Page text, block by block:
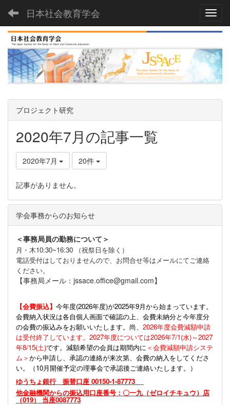
日本社会教育学会
プロジェクト研究
2020年7月の記事一覧
2020年7月 20件
記事がありません。
学会事務からのお知らせ
＜事務局員の勤務について＞
月・木10:30~16:30 （祝祭日を除く）
電話受付はしておりませんので、お問合せ等はメールにてご連絡
ください。
【事務局メール：jssace.office@gmail.com】
【会費振込】 今年度(2026年度)が2025年9月から始まっています。
会費納入状況は各自個人画面で確認の上、会費未納分と今年度分
の会費の振込みをお願いいたします。尚、 2026年度会費減額申請
は受付終了しています。2027年度については2026年7/1(水)～2027
年8/15(土)です。減額希望の会員は期間内に ＜会費減額申請システ
ム＞から申請し、承認の連絡が来次第、会費の納入をしてくださ
い。（10月開催予定の理事会で承認後ご連絡いたします。）
ゆうちょ銀行 振替口座 00150-1-87773
他金融機関からの振込用口座番号：〇一九（ゼロイチキュウ）店
（019） 当座0087773